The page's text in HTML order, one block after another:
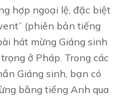
hợp ngoại lệ, đặc biệt
(phiên bản tiếng
hát mừng Giáng sinh
ở Pháp. Trong các
Giáng sinh, bạn có
bằng tiếng Anh qua